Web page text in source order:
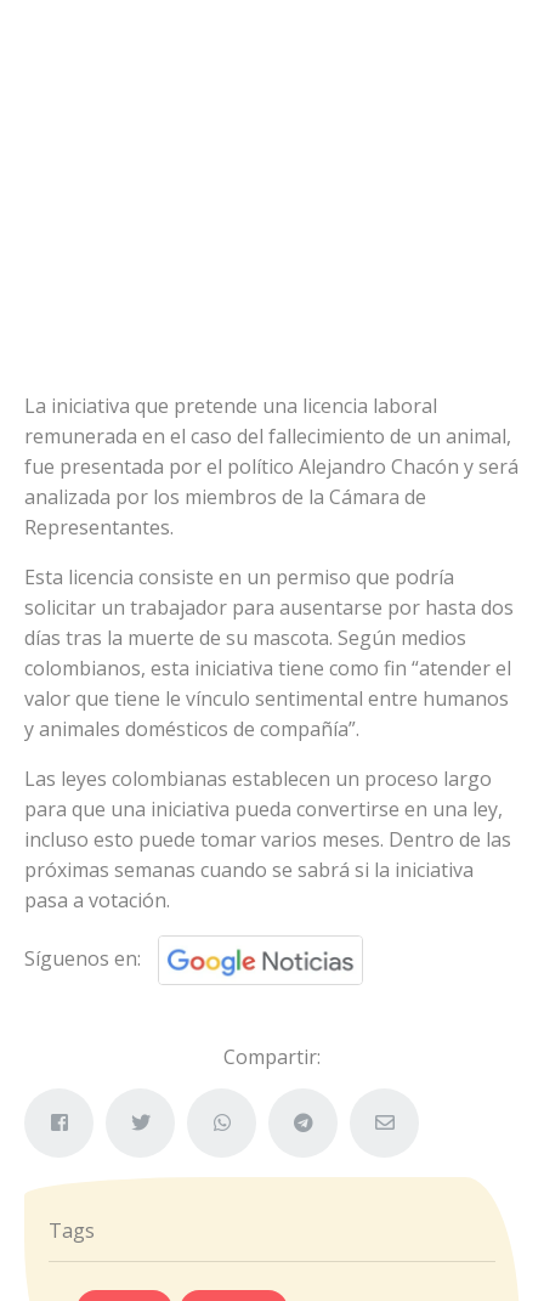
La iniciativa que pretende una licencia laboral
remunerada en el caso del fallecimiento de un animal,
fue presentada por el político Alejandro Chacón y será
analizada por los miembros de la Cámara de
Representantes.
Esta licencia consiste en un permiso que podría
solicitar un trabajador para ausentarse por hasta dos
días tras la muerte de su mascota. Según medios
colombianos, esta iniciativa tiene como fin “atender el
valor que tiene le vínculo sentimental entre humanos
y animales domésticos de compañía”.
Las leyes colombianas establecen un proceso largo
para que una iniciativa pueda convertirse en una ley,
incluso esto puede tomar varios meses. Dentro de las
próximas semanas cuando se sabrá si la iniciativa
pasa a votación.
Síguenos en:
Compartir:
Tags